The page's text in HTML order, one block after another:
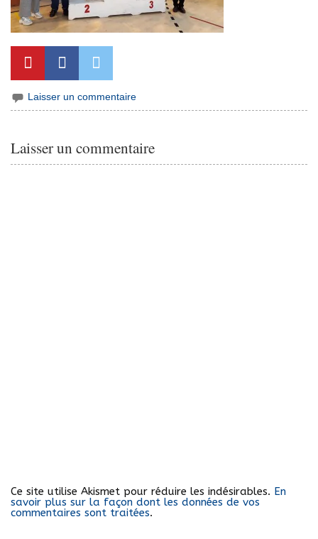
Laisser un commentaire
Laisser un commentaire
Ce site utilise Akismet pour réduire les indésirables. En
savoir plus sur la façon dont les données de vos
commentaires sont traitées.